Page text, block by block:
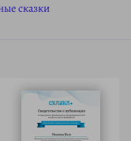
сказки